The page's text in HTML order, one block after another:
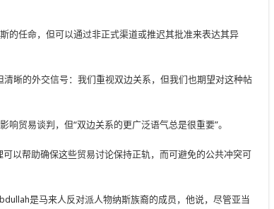
的任命，但可以通过非正式渠道或推迟其批准来表达其异
晰的外交信号：我们重视双边关系，但我们也期望对这种帖
贸易谈判，但“双边关系的更广泛语气总是很重要”。
以帮助确保这些贸易讨论保持正轨，而可避免的公共冲突可
是马来人反对派人物纳斯族裔的成员，他说，尽管亚当